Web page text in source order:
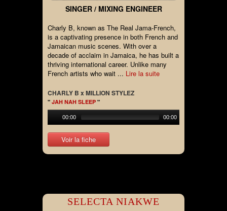
SINGER / MIXING ENGINEER
Charly B, known as The Real Jama-French,
is a captivating presence in both French and
Jamaican music scenes. With over a
decade of acclaim in Jamaica, he has built a
thriving international career. Unlike many
French artists who wait ... Lire la suite
CHARLY B x MILLION STYLEZ
" JAH NAH SLEEP "
00:00 00:00
Voir la fiche
SELECTA NIAKWE